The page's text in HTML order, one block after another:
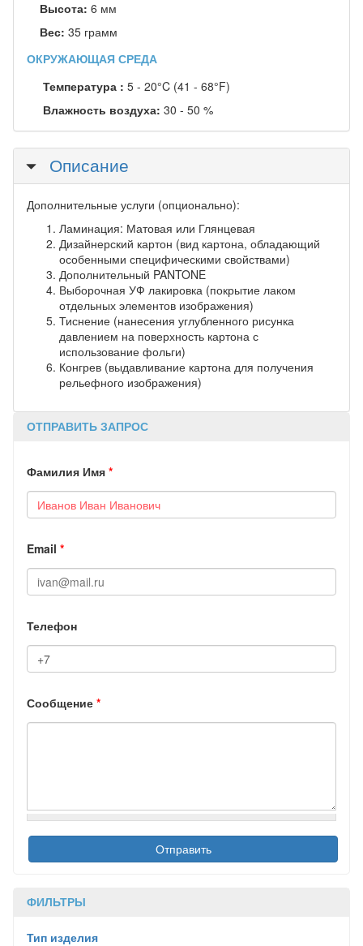
Высота: 6 мм
Вес: 35 грамм
ОКРУЖАЮЩАЯ СРЕДА
Температура : 5 - 20°C (41 - 68°F)
Влажность воздуха: 30 - 50 %
Скрыть
Описание
Дополнительные услуги (опционально):
Ламинация: Матовая или Глянцевая
Дизайнерский картон (вид картона, обладающий
особенными специфическими свойствами)
Дополнительный PANTONE
Выборочная УФ лакировка (покрытие лаком
отдельных элементов изображения)
Тиснение (нанесения углубленного рисунка
давлением на поверхность картона с
использование фольги)
Конгрев (выдавливание картона для получения
рельефного изображения)
ОТПРАВИТЬ ЗАПРОС
Фамилия Имя *
Email *
Телефон
Сообщение *
ФИЛЬТРЫ
Тип изделия